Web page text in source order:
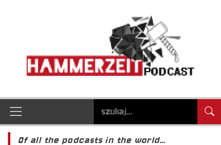
Of all the podcasts in the world…